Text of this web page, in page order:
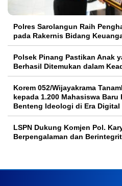
Polres Sarolangun Raih
pada Rakernis Bidang
Polsek Pinang Pastikan Anak
Berhasil Ditemukan dalam
Korem 052/Wijayakrama
kepada 1.200 Mahasiswa
Benteng Ideologi di Era Digital
LSPN Dukung Komjen Pol.
Berpengalaman dan